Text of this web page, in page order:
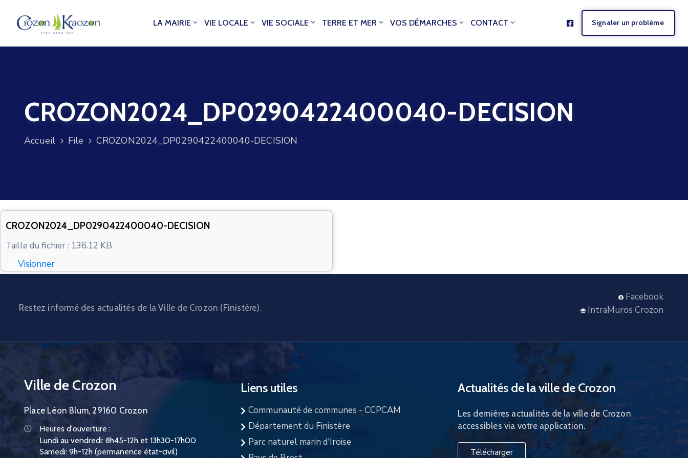
LA MAIRIE VIE LOCALE VIE SOCIALE TERRE ET MER VOS DÉMARCHES CONTACT Signaler un problème
CROZON2024_DP0290422400040-DECISION
Accueil File CROZON2024_DP0290422400040-DECISION
CROZON2024_DP0290422400040-DECISION
Taille du fichier : 136.12 KB
Visionner
Restez informé des actualités de la Ville de Crozon (Finistère).
Facebook
IntraMuros Crozon
Ville de Crozon
Place Léon Blum, 29160 Crozon
Heures d'ouverture :
Lundi au vendredi: 8h45-12h et 13h30-17h00
Samedi: 9h-12h (permanence état-civil)
Liens utiles
Communauté de communes - CCPCAM
Département du Finistère
Parc naturel marin d'Iroise
Actualités de la ville de Crozon
Les dernières actualités de la ville de Crozon
accessibles via votre application.
Télécharger